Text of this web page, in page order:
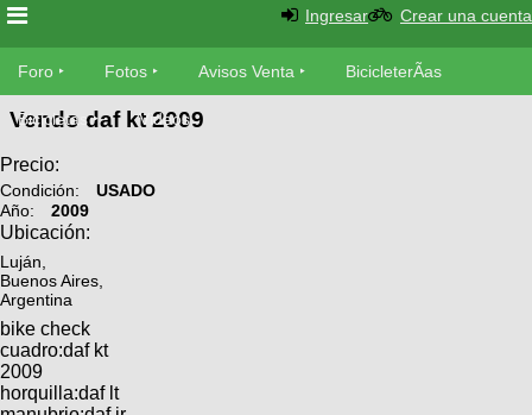
Foro
Foro
TÃ©cnica
MecÃ¡nica
Fotos
SUBÃ
tu foto
Galeria
XC
Bicicletas
Avisos
Ventas
SUBÃ
tu
aviso
BicicleterÃ­
as
Bicicletas
Ingresar Crear una cuenta
Foro Fotos Avisos Venta BicicleterÃ­as
Bicicletas Videos
Vendo daf kt 2009
Precio:
Condición:
USADO
Año:
2009
Ubicación:
Luján,
Buenos Aires,
Argentina
bike check
cuadro:daf kt
2009
horquilla:daf lt